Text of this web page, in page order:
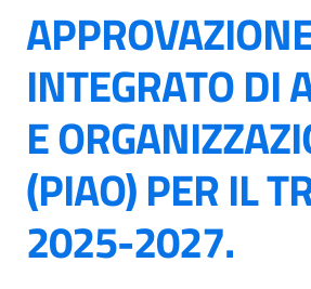
INTEGRATO DI
E
(PIAO) PER IL
2025-2027.